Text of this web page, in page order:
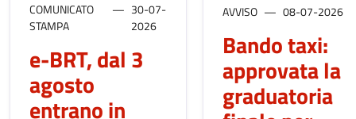
COMUNICATO
STAMPA
30-07-
2026
e-BRT, dal 3
agosto
entrano in
AVVISO 08-07-2026
Bando taxi:
approvata la
graduatoria